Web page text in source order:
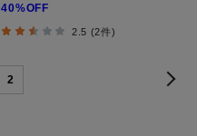
40%OFF
2.5 (2件)
2